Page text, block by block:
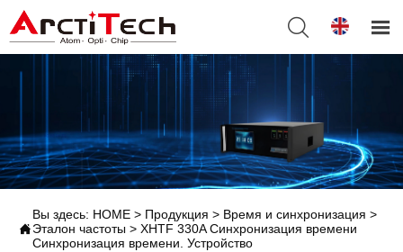
 

Вы здесь: HOME > Продукция > Время и синхронизация >
Эталон частоты > XHTF 330A Синхронизация времени
Синхронизация времени. Устройство